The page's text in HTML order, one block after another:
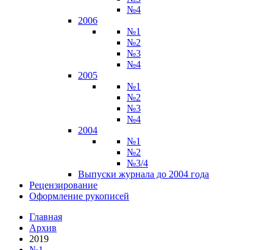
№4
2006
№1
№2
№3
№4
2005
№1
№2
№3
№4
2004
№1
№2
№3/4
Выпуски журнала до 2004 года
Рецензирование
Оформление рукописей
Главная
Архив
2019